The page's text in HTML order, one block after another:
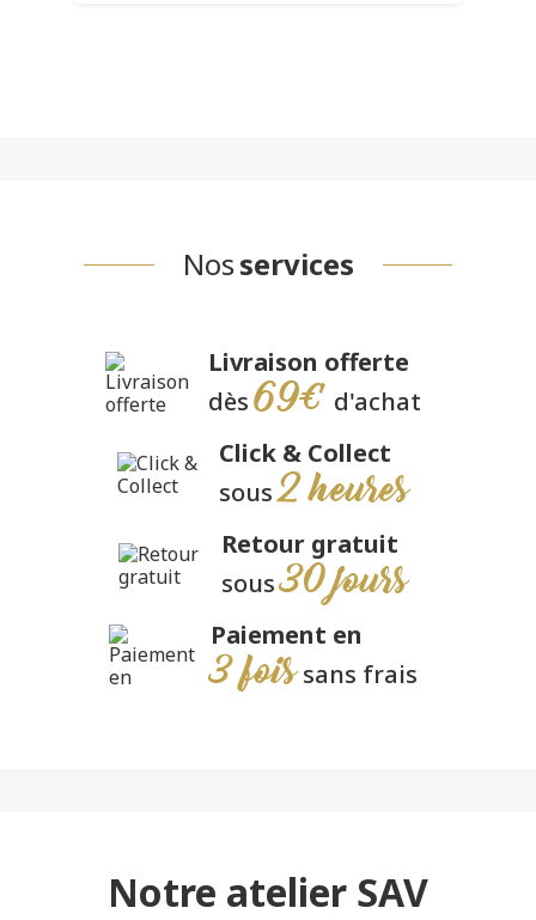
Nosservices
Livraison offerte
dès69€ d'achat
Click & Collect
sous2 heures
Retour gratuit
sous30 jours
Paiement en
3 foissans frais
Notre atelier SAV